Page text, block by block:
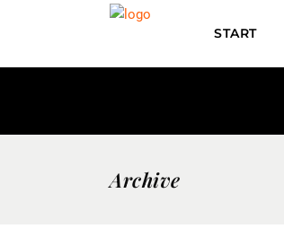
START
Archive